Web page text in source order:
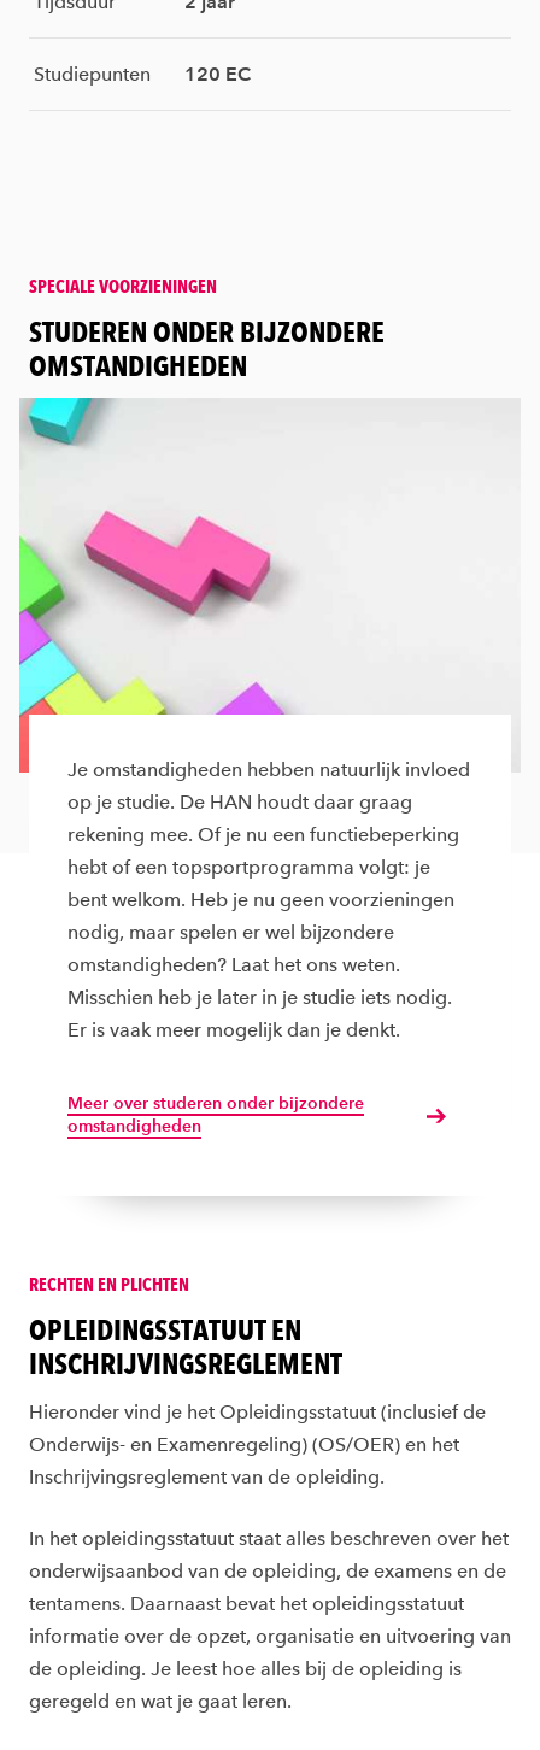
Studiepunten 120 EC
SPECIALE VOORZIENINGEN
:
STUDEREN ONDER BIJZONDERE
OMSTANDIGHEDEN
Je omstandigheden hebben natuurlijk invloed
op je studie. De HAN houdt daar graag
rekening mee. Of je nu een functiebeperking
hebt of een topsportprogramma volgt: je
bent welkom. Heb je nu geen voorzieningen
nodig, maar spelen er wel bijzondere
omstandigheden? Laat het ons weten.
Misschien heb je later in je studie iets nodig.
Er is vaak meer mogelijk dan je denkt.
Meer over studeren onder bijzondere
omstandigheden
RECHTEN EN PLICHTEN
OPLEIDINGSSTATUUT EN
INSCHRIJVINGSREGLEMENT
Hieronder vind je het Opleidingsstatuut (inclusief de
Onderwijs- en Examenregeling) (OS/OER) en het
Inschrijvingsreglement van de opleiding.
In het opleidingsstatuut staat alles beschreven over het
onderwijsaanbod van de opleiding, de examens en de
tentamens. Daarnaast bevat het opleidingsstatuut
informatie over de opzet, organisatie en uitvoering van
de opleiding. Je leest hoe alles bij de opleiding is
geregeld en wat je gaat leren.